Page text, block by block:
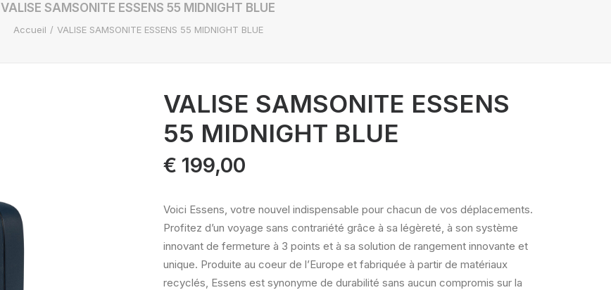
VALISE SAMSONITE ESSENS 55 MIDNIGHT BLUE
Accueil VALISE SAMSONITE ESSENS 55 MIDNIGHT BLUE
VALISE SAMSONITE ESSENS
55 MIDNIGHT BLUE
€ 199,00
Voici Essens, votre nouvel indispensable pour chacun de vos déplacements.
Profitez d’un voyage sans contrariété grâce à sa légèreté, à son système
innovant de fermeture à 3 points et à sa solution de rangement innovante et
unique. Produite au coeur de l’Europe et fabriquée à partir de matériaux
recyclés, Essens est synonyme de durabilité sans aucun compromis sur la